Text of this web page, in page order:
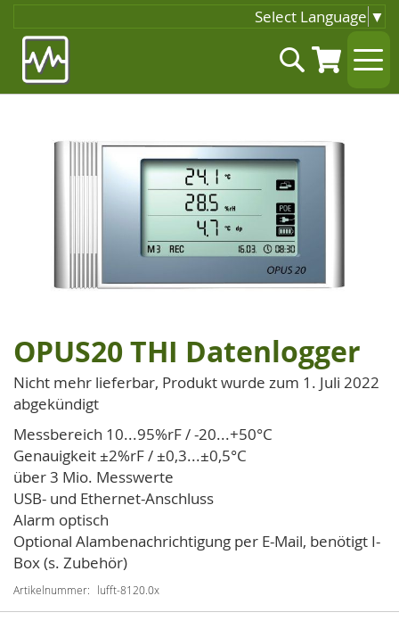
Select Language ▼
Inhalt
springen
Suche
Zum
Anfang
der
Bildgalerie
springen
OPUS20 THI Datenlogger
Nicht mehr lieferbar, Produkt wurde zum 1. Juli 2022
abgekündigt
Messbereich 10...95%rF / -20...+50°C
Genauigkeit ±2%rF / ±0,3...±0,5°C
über 3 Mio. Messwerte
USB- und Ethernet-Anschluss
Alarm optisch
Optional Alambenachrichtigung per E-Mail, benötigt I-
Box (s. Zubehör)
Artikelnummer lufft-8120.0x